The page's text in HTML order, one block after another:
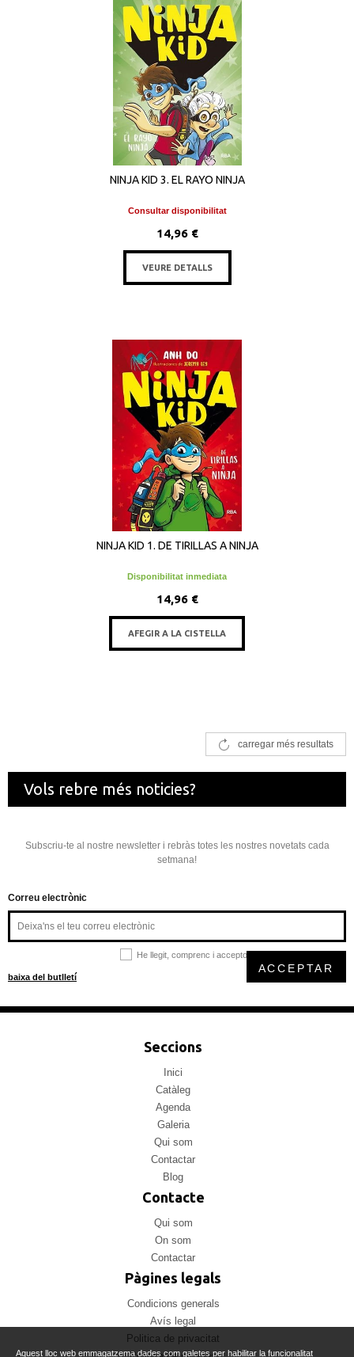
NINJA KID 3. EL RAYO NINJA
Consultar disponibilitat
14,96 €
VEURE DETALLS
NINJA KID 1. DE TIRILLAS A NINJA
Disponibilitat inmediata
14,96 €
AFEGIR A LA CISTELLA
carregar més resultats
Vols rebre més noticies?
Subscriu-te al nostre newsletter i rebràs totes les nostres novetats cada
setmana!
Correu electrònic
He llegit, comprenc i accepto la
baixa del butlletí
ACCEPTAR
Seccions
Inici
Catàleg
Agenda
Galeria
Qui som
Contactar
Blog
Contacte
Qui som
On som
Contactar
Pàgines legals
Condicions generals
Avís legal
Politica de privacitat
Aquest lloc web emmagatzema dades com galetes per habilitar la funcionalitat